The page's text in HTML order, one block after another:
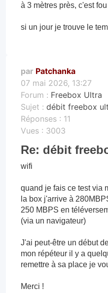
à 3 mètres près, c'est fou
si un jour je trouve le
par Patchanka
07 mai 2026, 13:27
Forum : Freebox Ultra
Sujet : débit freebox
Réponses : 11
Vues : 3003
Re: débit
wifi
quand je fais ce test via
la box j'arrive à
250 MBPS en
(via un navigateur)
J'ai peut-être un début
mon répéteur il y a
remettre à sa place je
Merci !